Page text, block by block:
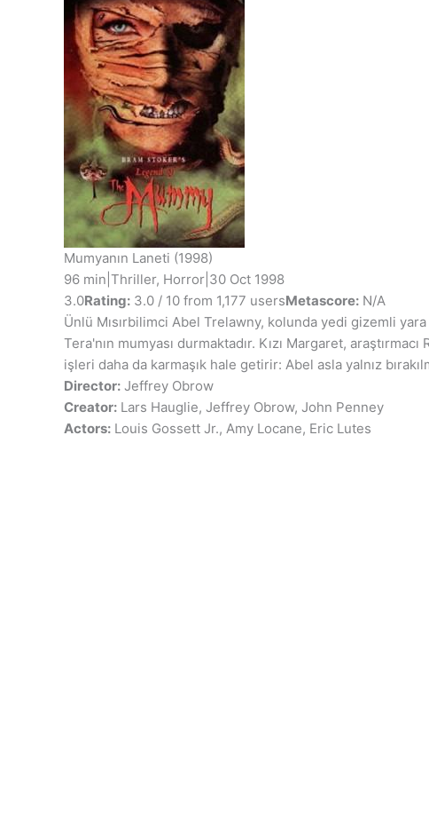
Mumyanın Laneti (1998)
96 min Thriller, Horror 30 Oct 1998
3.0Rating: 3.0 / 10 from 1,177 usersMetascore: N/A
Ünlü Mısırbilimci Abel Trelawny, kolunda yedi gizemli
Tera'nın mumyası durmaktadır. Kızı Margaret,
işleri daha da karmaşık hale getirir: Abel asla yalnız
Director: Jeffrey Obrow
Creator: Lars Hauglie, Jeffrey Obrow, John Penney
Actors: Louis Gossett Jr., Amy Locane, Eric Lutes